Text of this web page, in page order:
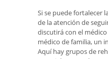
Si se puede fortalecer
de la atención de
discutirá con el
médico de familia, un
Aquí hay grupos de